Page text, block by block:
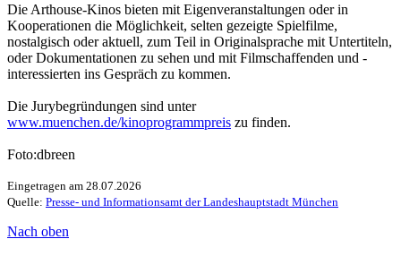
Die Arthouse-Kinos bieten mit Eigenveranstaltungen oder in
Kooperationen die Möglichkeit, selten gezeigte Spielfilme,
nostalgisch oder aktuell, zum Teil in Originalsprache mit Untertiteln,
oder Dokumentationen zu sehen und mit Filmschaffenden und -
interessierten ins Gespräch zu kommen.
Die Jurybegründungen sind unter
www.muenchen.de/kinoprogrammpreis zu finden.
Foto:dbreen
Eingetragen am 28.07.2026
Quelle: Presse- und Informationsamt der Landeshauptstadt München
Nach oben